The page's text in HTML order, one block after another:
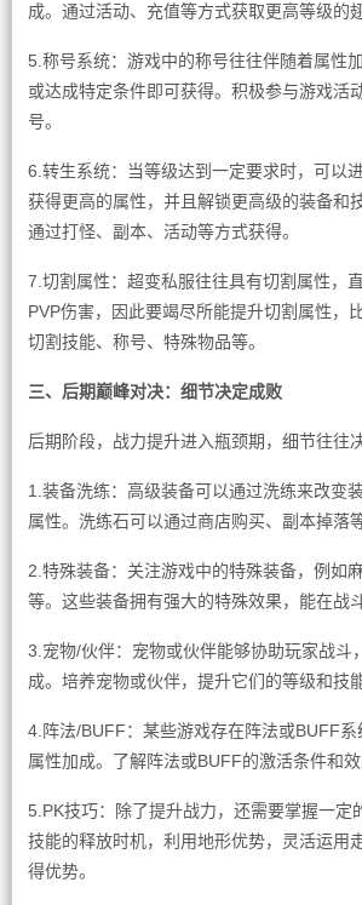
成。通过活动、充值等方式获取更高等级的
5.称号系统：游戏中的称号往往伴随着属性
或达成特定条件即可获得。积极参与游戏活
号。
6.转生系统：当等级达到一定要求时，可以
获得更高的属性，并且解锁更高级的装备和
通过打怪、副本、活动等方式获得。
7.切割属性：超变私服往往具有切割属性，
PVP伤害，因此要竭尽所能提升切割属性，
切割技能、称号、特殊物品等。
三、后期巅峰对决：细节决定成败
后期阶段，战力提升进入瓶颈期，细节往往
1.装备洗练：高级装备可以通过洗练来改变
属性。洗练石可以通过商店购买、副本掉落
2.特殊装备：关注游戏中的特殊装备，例如
等。这些装备拥有强大的特殊效果，能在战
3.宠物/伙伴：宠物或伙伴能够协助玩家战斗
成。培养宠物或伙伴，提升它们的等级和技能
4.阵法/BUFF：某些游戏存在阵法或BUFF
属性加成。了解阵法或BUFF的激活条件和效
5.PK技巧：除了提升战力，还需要掌握一定
技能的释放时机，利用地形优势，灵活运用
得优势。